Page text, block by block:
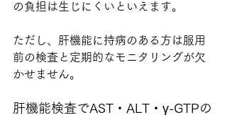
の負担は生じにくいといえます。
ただし、肝機能に持病のある方は服用
前の検査と定期的なモニタリングが欠
かせません。
肝機能検査でAST・ALT・γ-GTPの